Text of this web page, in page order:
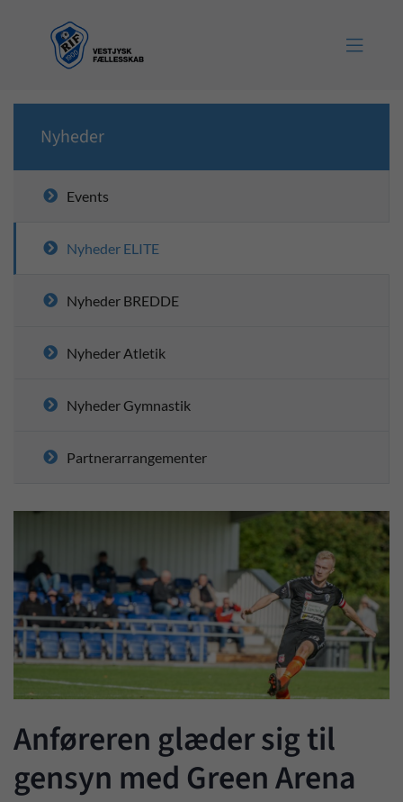

Nyheder
Events
Nyheder ELITE
Nyheder BREDDE
Nyheder Atletik
Nyheder Gymnastik
Partnerarrangementer
Anføreren glæder sig til
gensyn med Green Arena